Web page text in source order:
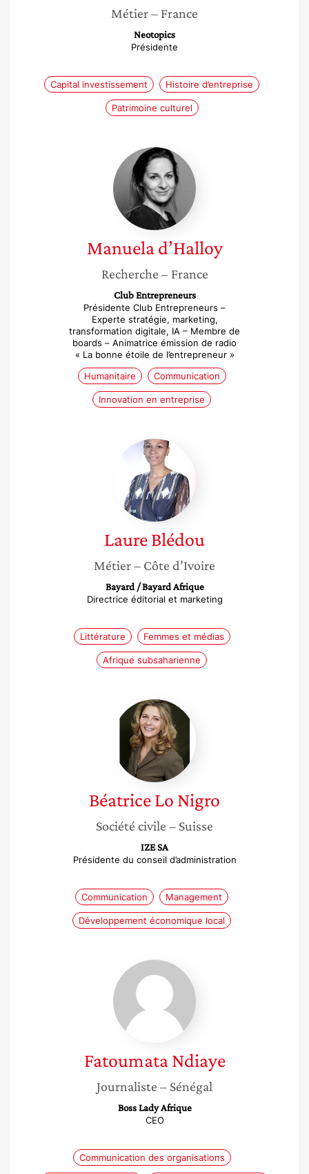
Métier– France
Neotopics
Présidente
Capital investissement Histoire d’entreprise
Patrimoine culturel
Manuela
d’Halloy
Manuela d’Halloy
Recherche – France
Club Entrepreneurs
Présidente Club Entrepreneurs –
Experte stratégie, marketing,
transformation digitale, IA – Membre de
boards – Animatrice émission de radio
« La bonne étoile de l’entrepreneur »
Humanitaire
Communication
Innovation en entreprise
Laure
Blédou
LaureBlédou
Métier– Côte d’Ivoire
Bayard / Bayard Afrique
Directrice éditorial et marketing
Littérature Femmes et médias
Afrique subsaharienne
Béatrice
Lo
Nigro
BéatriceLo Nigro
Société civile – Suisse
IZE SA
Présidente du conseil d’administration
Communication Management
Développement économique local
Fatoumata
Ndiaye
Fatoumata Ndiaye
Journaliste – Sénégal
Boss Lady Afrique
CEO
Communication des organisations